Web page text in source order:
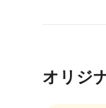
オリジ